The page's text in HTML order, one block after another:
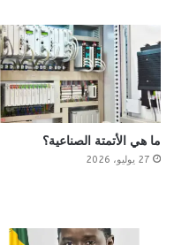
ما هي الأتمتة الصناعية؟
27 يوليو، 2026